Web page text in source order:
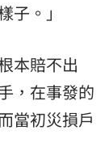
。」
本賠不出
，在事發的
當初災損戶